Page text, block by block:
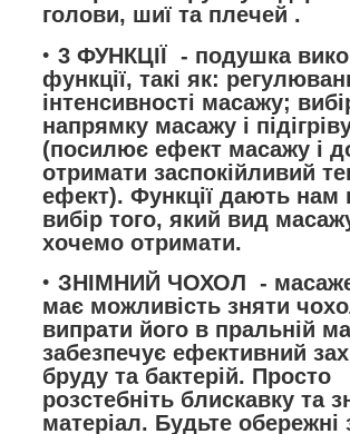
голови, шиї та плечей .
3 ФУНКЦІЇ - подушка
функції, такі як:
інтенсивності масажу;
напрямку масажу і
(посилює ефект масажу і
отримати заспокійливий
ефект). Функції дають нам
вибір того, який вид
хочемо отримати.
ЗНІМНИЙ ЧОХОЛ -
має можливість зняти
випрати його в пральній
забезпечує ефективний
бруду та бактерій. Просто
розстебніть блискавку та
матеріал. Будьте обережні